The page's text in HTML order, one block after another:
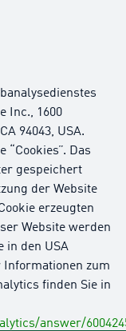
Inc., 1600
94043, USA.
“Cookies”. Das
gespeichert
der Website
erzeugten
Website werden
in den USA
zum
finden Sie in
answer/